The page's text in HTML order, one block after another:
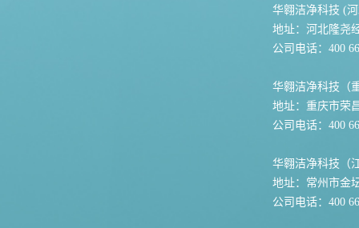
华翱洁净科技 (
地址：河北隆尧
公司电话：400
华翱洁净科技（
地址：重庆市荣
公司电话：400
华翱洁净科技（
地址：常州市金
公司电话：400